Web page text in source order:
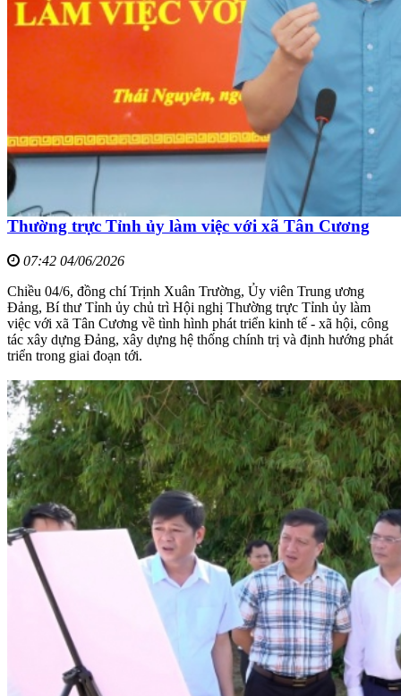
Thường trực Tỉnh ủy làm việc với xã Tân Cương
07:42 04/06/2026
Chiều 04/6, đồng chí Trịnh Xuân Trường, Ủy viên Trung ương
Đảng, Bí thư Tỉnh ủy chủ trì Hội nghị Thường trực Tỉnh ủy làm
việc với xã Tân Cương về tình hình phát triển kinh tế - xã hội, công
tác xây dựng Đảng, xây dựng hệ thống chính trị và định hướng phát
triển trong giai đoạn tới.